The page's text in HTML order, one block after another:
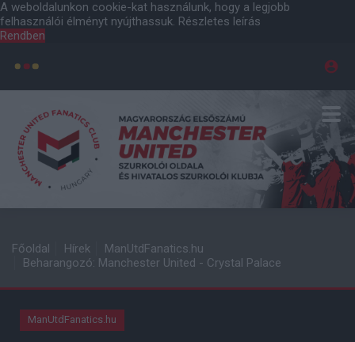
A weboldalunkon cookie-kat használunk, hogy a legjobb
felhasználói élményt nyújthassuk. Részletes leírás
Rendben
Főoldal Hírek
ManUtdFanatics.hu
Beharangozó: Manchester United - Crystal Palace
ManUtdFanatics.hu